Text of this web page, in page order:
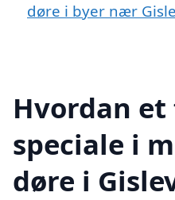
døre i byer nær
Hvordan
speciale i
døre i